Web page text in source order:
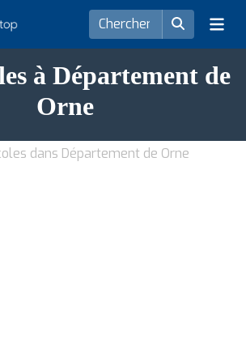
à Département de
Orne
dans Département de Orne